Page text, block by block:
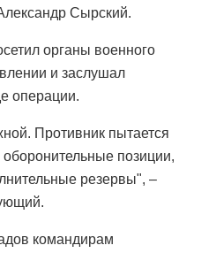
Сырский.
органы военного
и заслушал
операции.
Противник пытается
позиции,
резервы", –
командирам